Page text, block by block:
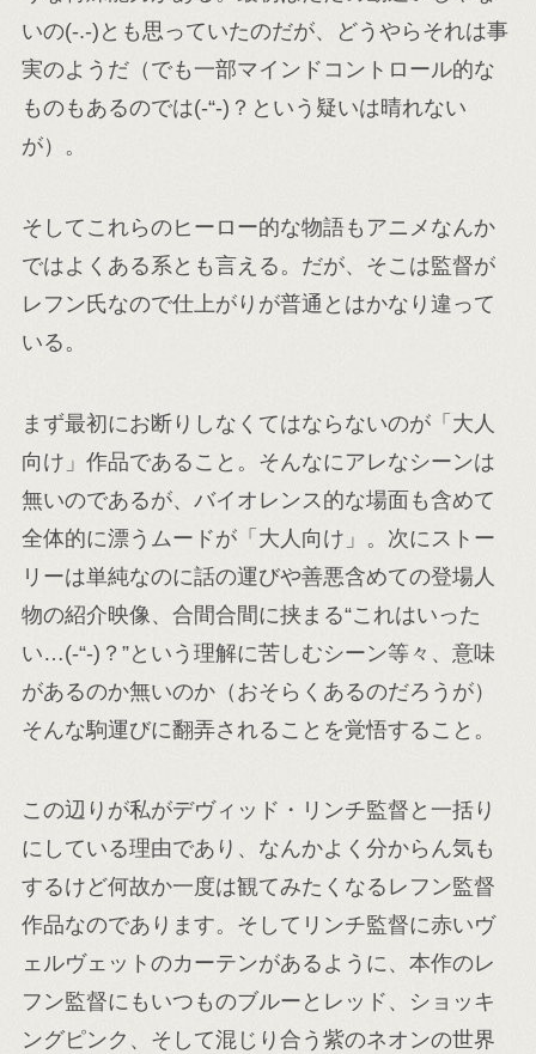
いの(-.-)とも思っていたのだが、どうやらそれは事
実のようだ（でも一部マインドコントロール的な
ものもあるのでは(-“-)？という疑いは晴れない
が）。
そしてこれらのヒーロー的な物語もアニメなんか
ではよくある系とも言える。だが、そこは監督が
レフン氏なので仕上がりが普通とはかなり違って
いる。
まず最初にお断りしなくてはならないのが「大人
向け」作品であること。そんなにアレなシーンは
無いのであるが、バイオレンス的な場面も含めて
全体的に漂うムードが「大人向け」。次にストー
リーは単純なのに話の運びや善悪含めての登場人
物の紹介映像、合間合間に挟まる“これはいった
い…(-“-)？”という理解に苦しむシーン等々、意味
があるのか無いのか（おそらくあるのだろうが）
そんな駒運びに翻弄されることを覚悟すること。
この辺りが私がデヴィッド・リンチ監督と一括り
にしている理由であり、なんかよく分からん気も
するけど何故か一度は観てみたくなるレフン監督
作品なのであります。そしてリンチ監督に赤いヴ
ェルヴェットのカーテンがあるように、本作のレ
フン監督にもいつものブルーとレッド、ショッキ
ングピンク、そして混じり合う紫のネオンの世界